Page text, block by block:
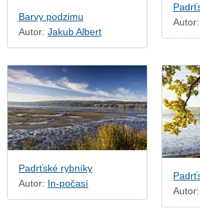
Barvy podzimu
Autor: Jakub Albert
Autor:
Padrťské rybníky
Autor: In-počasí
Autor: